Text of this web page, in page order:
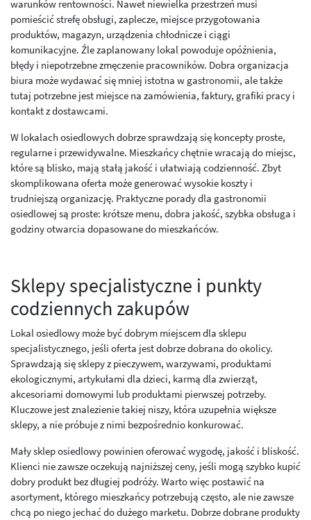
warunków rentowności. Nawet niewielka przestrzeń musi
pomieścić strefę obsługi, zaplecze, miejsce przygotowania
produktów, magazyn, urządzenia chłodnicze i ciągi
komunikacyjne. Źle zaplanowany lokal powoduje opóźnienia,
błędy i niepotrzebne zmęczenie pracowników. Dobra organizacja
biura może wydawać się mniej istotna w gastronomii, ale także
tutaj potrzebne jest miejsce na zamówienia, faktury, grafiki pracy i
kontakt z dostawcami.
W lokalach osiedlowych dobrze sprawdzają się koncepty proste,
regularne i przewidywalne. Mieszkańcy chętnie wracają do miejsc,
które są blisko, mają stałą jakość i ułatwiają codzienność. Zbyt
skomplikowana oferta może generować wysokie koszty i
trudniejszą organizację. Praktyczne porady dla gastronomii
osiedlowej są proste: krótsze menu, dobra jakość, szybka obsługa i
godziny otwarcia dopasowane do mieszkańców.
Sklepy specjalistyczne i punkty
codziennych zakupów
Lokal osiedlowy może być dobrym miejscem dla sklepu
specjalistycznego, jeśli oferta jest dobrze dobrana do okolicy.
Sprawdzają się sklepy z pieczywem, warzywami, produktami
ekologicznymi, artykułami dla dzieci, karmą dla zwierząt,
akcesoriami domowymi lub produktami pierwszej potrzeby.
Kluczowe jest znalezienie takiej niszy, która uzupełnia większe
sklepy, a nie próbuje z nimi bezpośrednio konkurować.
Mały sklep osiedlowy powinien oferować wygodę, jakość i bliskość.
Klienci nie zawsze oczekują najniższej ceny, jeśli mogą szybko kupić
dobry produkt bez długiej podróży. Warto więc postawić na
asortyment, którego mieszkańcy potrzebują często, ale nie zawsze
chcą po niego jechać do dużego marketu. Dobrze dobrane produkty